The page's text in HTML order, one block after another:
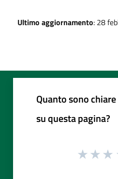
Ultimo aggiornamento: 28
Quanto sono
su questa pagina?